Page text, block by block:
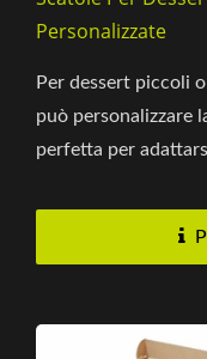
Personalizzate
Per dessert piccoli
può personalizzare
perfetta per